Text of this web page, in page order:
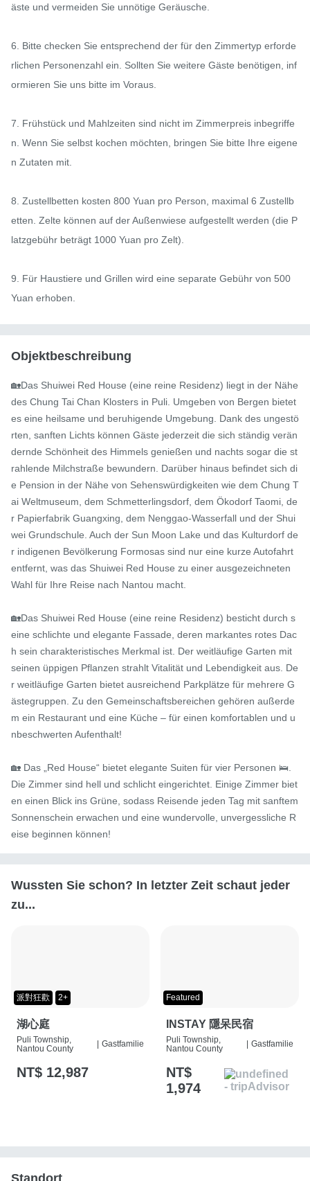
äste und vermeiden Sie unnötige Geräusche.
6. Bitte checken Sie entsprechend der für den Zimmertyp erforde
rlichen Personenzahl ein. Sollten Sie weitere Gäste benötigen, inf
ormieren Sie uns bitte im Voraus.
7. Frühstück und Mahlzeiten sind nicht im Zimmerpreis inbegriffe
n. Wenn Sie selbst kochen möchten, bringen Sie bitte Ihre eigene
n Zutaten mit.
8. Zustellbetten kosten 800 Yuan pro Person, maximal 6 Zustellb
etten. Zelte können auf der Außenwiese aufgestellt werden (die P
latzgebühr beträgt 1000 Yuan pro Zelt).
9. Für Haustiere und Grillen wird eine separate Gebühr von 500
Yuan erhoben.
Objektbeschreibung
🏡Das Shuiwei Red House (eine reine Residenz) liegt in der Nähe
des Chung Tai Chan Klosters in Puli. Umgeben von Bergen bietet
es eine heilsame und beruhigende Umgebung. Dank des ungestö
rten, sanften Lichts können Gäste jederzeit die sich ständig verän
dernde Schönheit des Himmels genießen und nachts sogar die st
rahlende Milchstraße bewundern. Darüber hinaus befindet sich di
e Pension in der Nähe von Sehenswürdigkeiten wie dem Chung T
ai Weltmuseum, dem Schmetterlingsdorf, dem Ökodorf Taomi, de
r Papierfabrik Guangxing, dem Nenggao-Wasserfall und der Shui
wei Grundschule. Auch der Sun Moon Lake und das Kulturdorf de
r indigenen Bevölkerung Formosas sind nur eine kurze Autofahrt
entfernt, was das Shuiwei Red House zu einer ausgezeichneten
Wahl für Ihre Reise nach Nantou macht.
🏡Das Shuiwei Red House (eine reine Residenz) besticht durch s
eine schlichte und elegante Fassade, deren markantes rotes Dac
h sein charakteristisches Merkmal ist. Der weitläufige Garten mit
seinen üppigen Pflanzen strahlt Vitalität und Lebendigkeit aus. De
r weitläufige Garten bietet ausreichend Parkplätze für mehrere G
ästegruppen. Zu den Gemeinschaftsbereichen gehören außerde
m ein Restaurant und eine Küche – für einen komfortablen und u
nbeschwerten Aufenthalt!
🏡 Das „Red House“ bietet elegante Suiten für vier Personen 🛌.
Die Zimmer sind hell und schlicht eingerichtet. Einige Zimmer biet
en einen Blick ins Grüne, sodass Reisende jeden Tag mit sanftem
Sonnenschein erwachen und eine wundervolle, unvergessliche R
eise beginnen können!
Wussten Sie schon? In letzter Zeit schaut jeder
zu...
派對狂歡 2+
湖心庭
Puli Township,
Nantou County
Gastfamilie
NT$ 12,987
Featured
INSTAY 隱呆民宿
Puli Township,
Nantou County
Gastfamilie
NT$
1,974
Standort